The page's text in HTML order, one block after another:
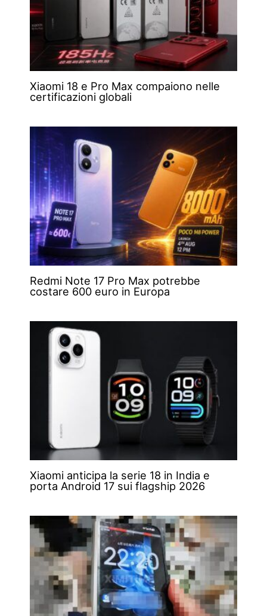
Xiaomi 18 e Pro Max compaiono nelle
certificazioni globali
Redmi Note 17 Pro Max potrebbe
costare 600 euro in Europa
Xiaomi anticipa la serie 18 in India e
porta Android 17 sui flagship 2026